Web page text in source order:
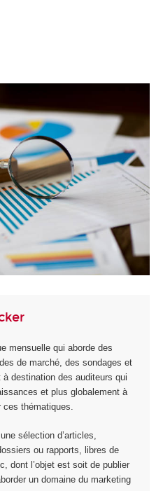
mensuelle qui aborde des
de marché, des sondages et
destination des auditeurs qui
et plus globalement à
thématiques.
sélection d’articles,
ou rapports, libres de
dont l’objet est soit de publier
un domaine du marketing